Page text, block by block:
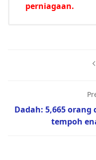
perniagaan.
Dadah: 5,665
tempoh